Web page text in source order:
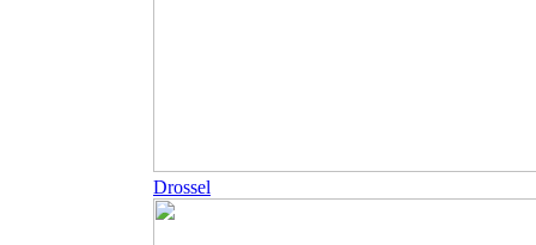
Drossel